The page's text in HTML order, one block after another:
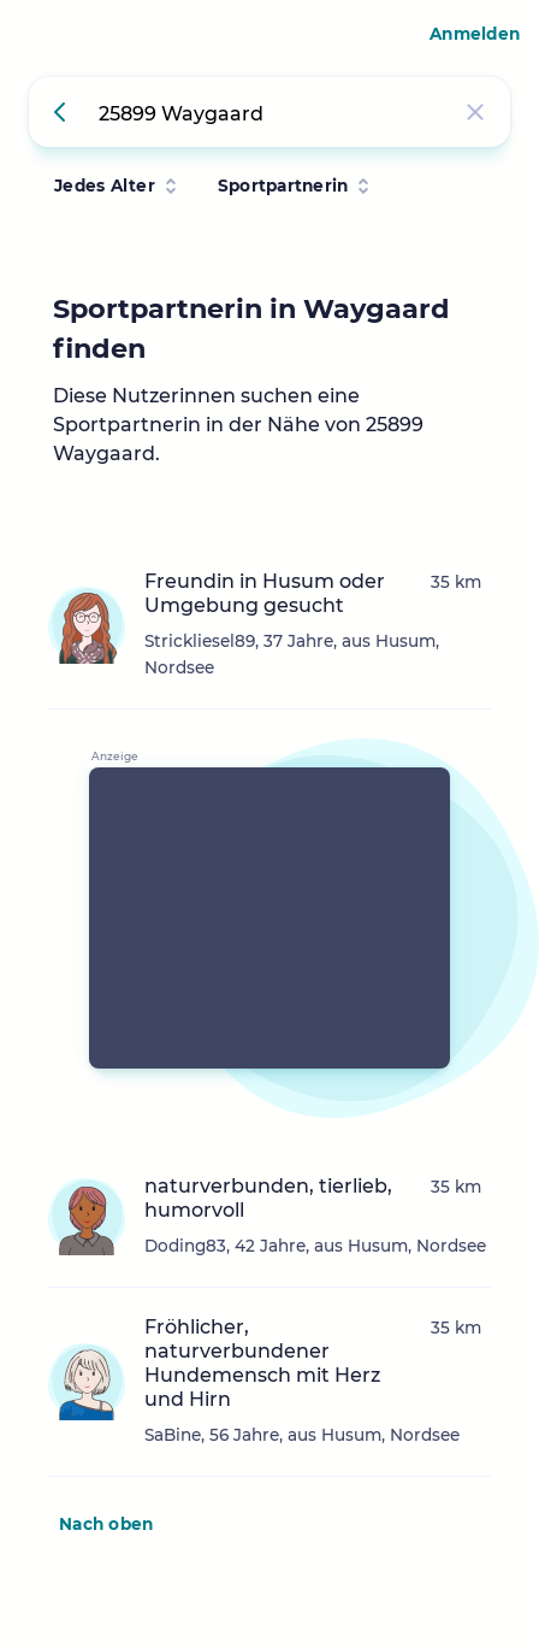
Jedes Alter Sportpartnerin
Sportpartnerin in Waygaard
finden
Diese Nutzerinnen suchen eine
Sportpartnerin in der Nähe von 25899
Waygaard.
Freundin in Husum oder
Umgebung gesucht
Strickliesel89, 37 Jahre, aus Husum,
Nordsee
35 km
naturverbunden, tierlieb,
humorvoll
Doding83, 42 Jahre, aus Husum, Nordsee
35 km
Fröhlicher,
naturverbundener
Hundemensch mit Herz
und Hirn
SaBine, 56 Jahre, aus Husum, Nordsee
35 km
Nach oben
Anmelden